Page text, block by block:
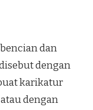
dan
dengan
karikatur
dengan